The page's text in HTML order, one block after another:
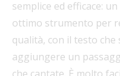
semplice ed efficace:
ottimo strumento per
qualità, con il testo che
aggiungere un